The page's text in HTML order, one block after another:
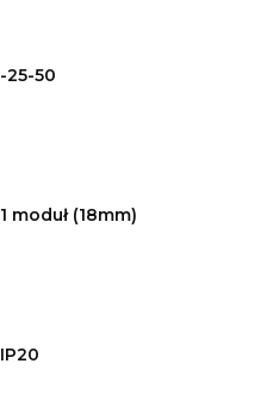
-25-50
1 moduł (18mm)
IP20